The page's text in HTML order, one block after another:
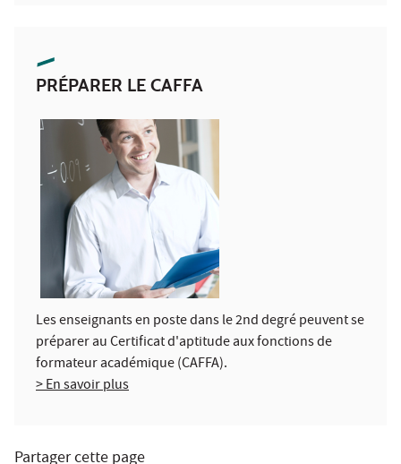
PRÉPARER LE CAFFA
Les enseignants en poste dans le 2nd degré peuvent se
préparer au Certificat d'aptitude aux fonctions de
formateur académique (CAFFA).
> En savoir plus
Partager cette page